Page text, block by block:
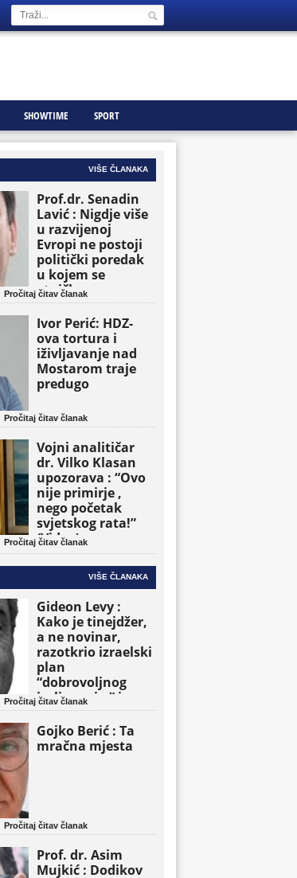
SHOWTIME SPORT
VIŠE ČLANAKA
Prof.dr. Senadin
Lavić : Nigdje više
u razvijenoj
Evropi ne postoji
politički poredak
u kojem se
etničke grupe
pojavljuju kao
osnovne političke
jedinice
Pročitaj čitav članak
Ivor Perić: HDZ-
ova tortura i
iživljavanje nad
Mostarom traje
predugo
Pročitaj čitav članak
Vojni analitičar
dr. Vilko Klasan
upozorava : “Ovo
nije primirje ,
nego početak
svjetskog rata!”
(Video)
Pročitaj čitav članak
VIŠE ČLANAKA
Gideon Levy :
Kako je tinejdžer,
a ne novinar,
razotkrio izraelski
plan
“dobrovoljnog
iseljavanja ” iz
Gaze
Pročitaj čitav članak
Gojko Berić : Ta
mračna mjesta
Pročitaj čitav članak
Prof. dr. Asim
Mujkić : Dodikov